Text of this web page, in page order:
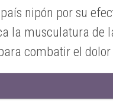
nipón por su
la musculatura de
combatir el